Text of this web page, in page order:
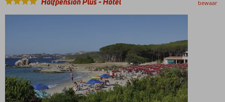
Meerdere
zwembaden
en
ontdekkers
bewaar